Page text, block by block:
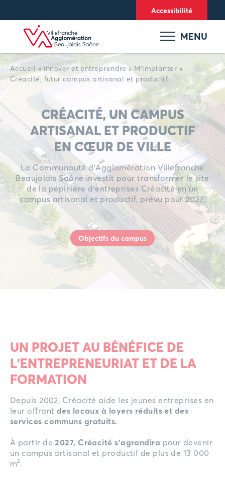
Accessibilité
MENU
Accueil» Innover et entreprendre» M’implanter »
Créacité, futur campus artisanal et productif
CRÉACITÉ, UN CAMPUS
ARTISANAL ET PRODUCTIF
EN CŒUR DE VILLE
La Communauté d’Agglomération Villefranche
Beaujolais Saône investit pour transformer le site
de la pépinière d’entreprises Créacité en un
campus artisanal et productif, prévu pour 2027.
Objectifs du campus
UN PROJET AU BÉNÉFICE DE
L’ENTREPRENEURIAT ET DE LA
FORMATION
Depuis 2002, Créacité aide les jeunes entreprises en
leur offrant des locaux à loyers réduits et des
services communs gratuits.
À partir de 2027, Créacité s’agrandira pour devenir
un campus artisanal et productif de plus de 13 000
m².